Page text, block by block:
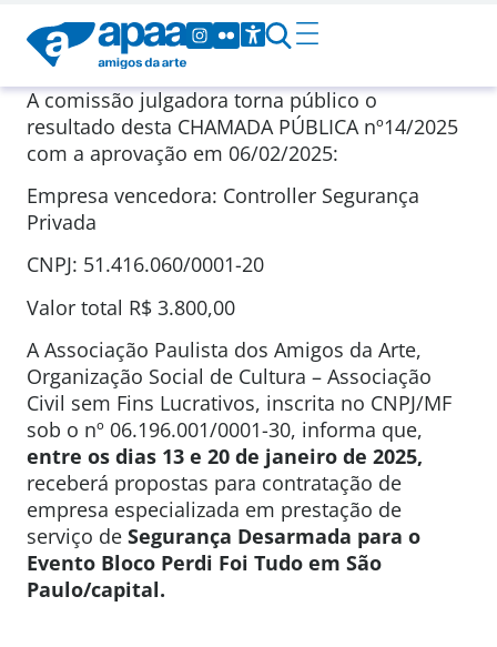
A comissão julgadora torna público o
resultado desta CHAMADA PÚBLICA nº14/2025
com a aprovação em 06/02/2025:
Empresa vencedora: Controller Segurança
Privada
CNPJ: 51.416.060/0001-20
Valor total R$ 3.800,00
A Associação Paulista dos Amigos da Arte,
Organização Social de Cultura – Associação
Civil sem Fins Lucrativos, inscrita no CNPJ/MF
sob o nº 06.196.001/0001-30, informa que,
entre os dias 13 e 20 de janeiro de 2025,
receberá propostas para contratação de
empresa especializada em prestação de
serviço de Segurança Desarmada para o
Evento Bloco Perdi Foi Tudo em São
Paulo/capital.